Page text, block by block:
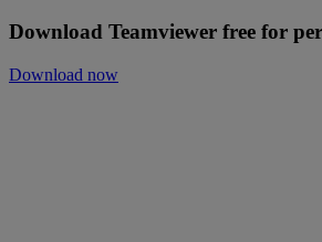
Download Teamviewer free for
Download now